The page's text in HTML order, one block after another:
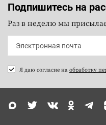
Подпишитесь на
Раз в неделю мы
Я даю согласие на обработку